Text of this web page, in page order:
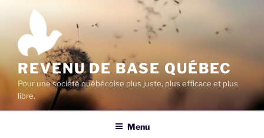
contenu
principal
REVENU DE BASE QUÉBEC
Pour une société québécoise plus juste, plus efficace et plus
libre.
Menu